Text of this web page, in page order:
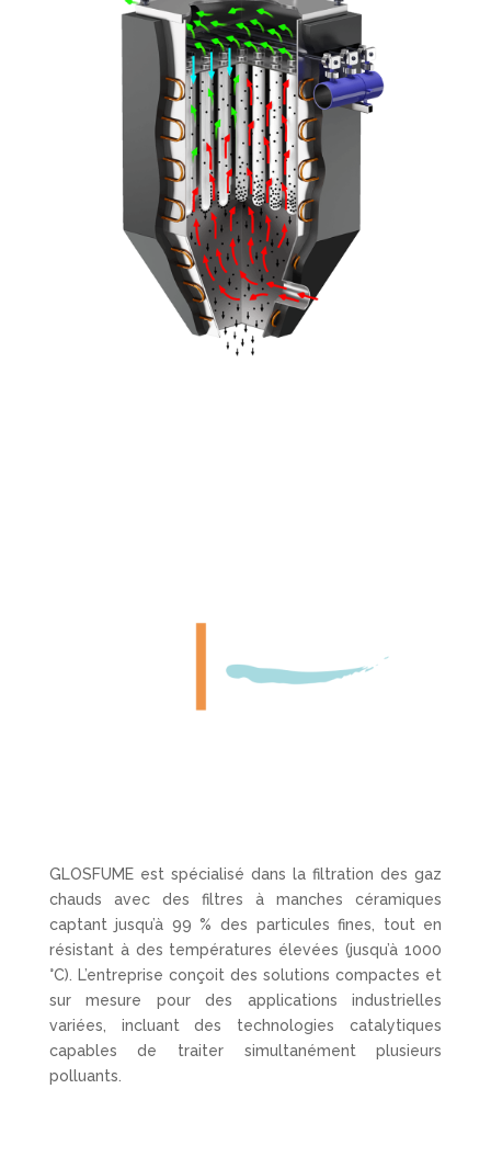
GLOSFUME est spécialisé dans la filtration des gaz
chauds avec des filtres à manches céramiques
captant jusqu’à 99 % des particules fines, tout en
résistant à des températures élevées (jusqu’à 1000
°C). L’entreprise conçoit des solutions compactes et
sur mesure pour des applications industrielles
variées, incluant des technologies catalytiques
capables de traiter simultanément plusieurs
polluants.